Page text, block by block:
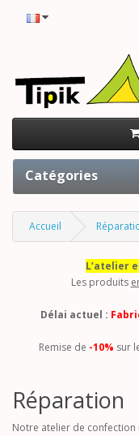
Catégories
Accueil
L’atelier
Les produits
Délai actuel :
Remise de -10% sur
Réparation
Notre atelier de